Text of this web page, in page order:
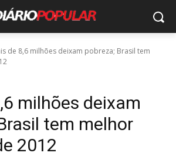
de 8,6 milhões deixam pobreza; Brasil tem
milhões deixam
tem melhor
2012